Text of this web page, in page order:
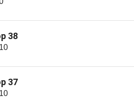
38
37